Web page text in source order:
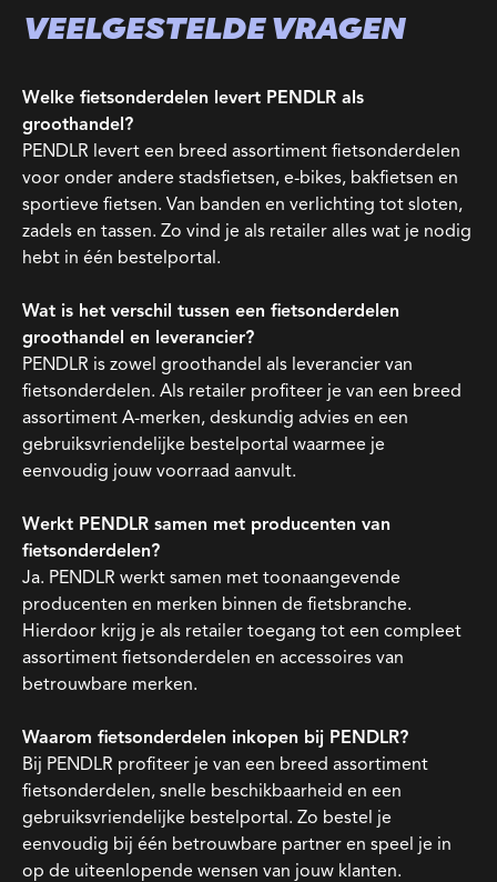
VEELGESTELDE VRAGEN
Welke fietsonderdelen levert PENDLR als
groothandel?
PENDLR levert een breed assortiment fietsonderdelen
voor onder andere stadsfietsen, e-bikes, bakfietsen en
sportieve fietsen. Van banden en verlichting tot sloten,
zadels en tassen. Zo vind je als retailer alles wat je nodig
hebt in één bestelportal.
Wat is het verschil tussen een fietsonderdelen
groothandel en leverancier?
PENDLR is zowel groothandel als leverancier van
fietsonderdelen. Als retailer profiteer je van een breed
assortiment A-merken, deskundig advies en een
gebruiksvriendelijke bestelportal waarmee je
eenvoudig jouw voorraad aanvult.
Werkt PENDLR samen met producenten van
fietsonderdelen?
Ja. PENDLR werkt samen met toonaangevende
producenten en merken binnen de fietsbranche.
Hierdoor krijg je als retailer toegang tot een compleet
assortiment fietsonderdelen en accessoires van
betrouwbare merken.
Waarom fietsonderdelen inkopen bij PENDLR?
Bij PENDLR profiteer je van een breed assortiment
fietsonderdelen, snelle beschikbaarheid en een
gebruiksvriendelijke bestelportal. Zo bestel je
eenvoudig bij één betrouwbare partner en speel je in
op de uiteenlopende wensen van jouw klanten.